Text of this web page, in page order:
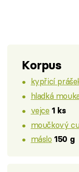
Korpus
kypřicí
hladká
vejce 1 ks
moučkový
máslo 150 g